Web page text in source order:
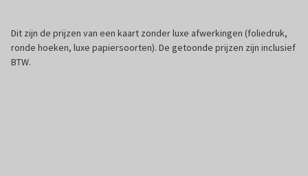
Dit zijn de prijzen van een kaart zonder luxe afwerkingen (foliedruk,
ronde hoeken, luxe papiersoorten). De getoonde prijzen zijn inclusief
BTW.